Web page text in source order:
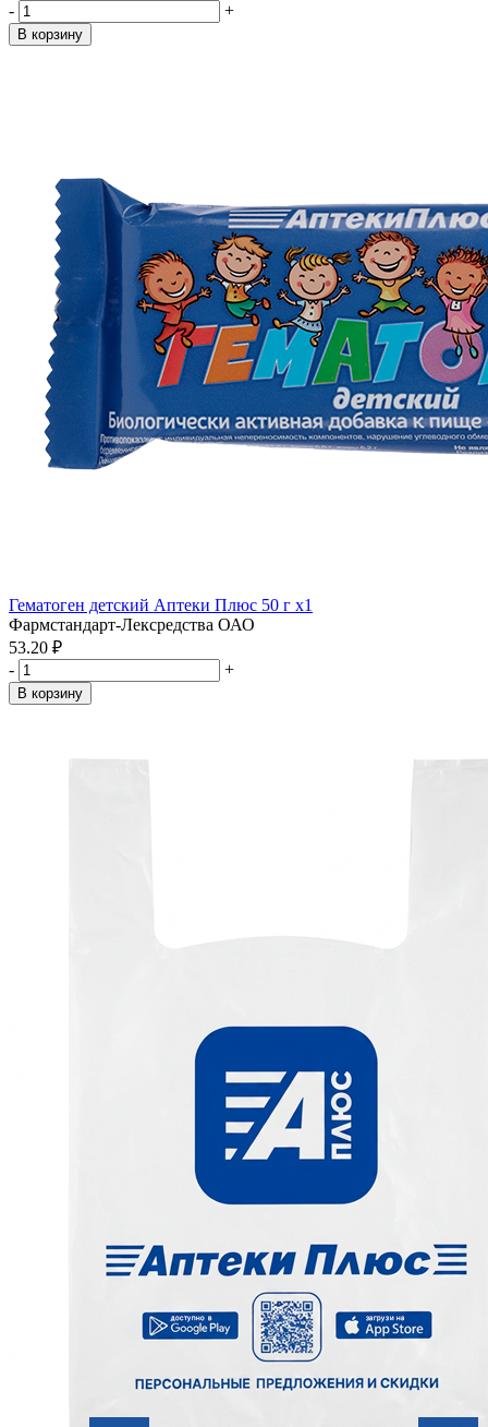
-
+
В корзину
Гематоген детский Аптеки Плюс 50 г x1
Фармстандарт-Лексредства ОАО
53.20 ₽
-
+
В корзину